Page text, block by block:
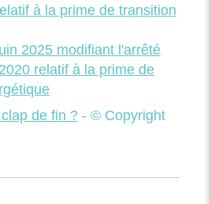
à la prime de transition
2025 modifiant l'arrêté
relatif à la prime de
de fin ? - © Copyright